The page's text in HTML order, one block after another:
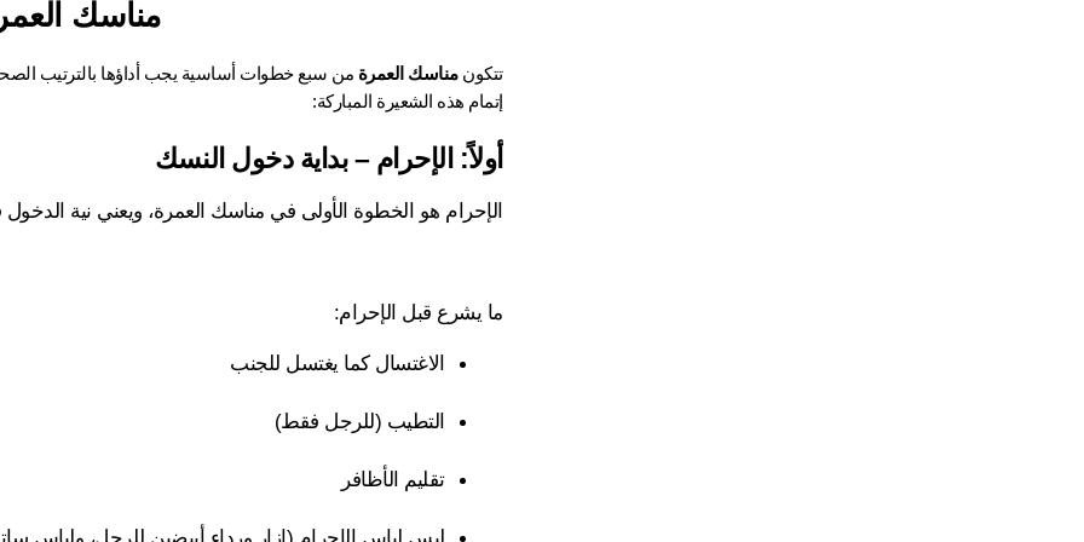
مناسك
تتكون مناسك العمرة
إتمام هذه الشعيرة المباركة:
أولاً: الإحرام – بداية دخول النسك
الإحرام هو الخطوة الأولى في مناسك العمرة، ويعني نية
ما يشرع قبل الإحرام:
الاغتسال كما يغتسل للجنب
التطيب (للرجل فقط)
تقليم الأظافر
لبس لباس الإحرام (إزار ورداء أبيضين للرجل، ولباس